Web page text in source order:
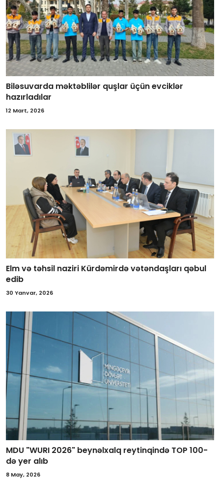
Biləsuvarda məktəblilər quşlar üçün evciklər
hazırladılar
12 Mart, 2026
Elm və təhsil naziri Kürdəmirdə vətəndaşları qəbul
edib
30 Yanvar, 2026
MDU "WURI 2026" beynəlxalq reytinqində TOP 100-
də yer alıb
8 May, 2026